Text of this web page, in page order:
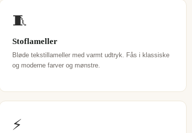
🧵
Stoflameller
Bløde tekstillameller med varmt udtryk. Fås i klassiske
og moderne farver og mønstre.
⚡